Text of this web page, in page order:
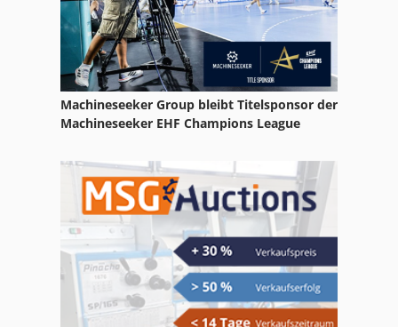
Machineseeker Group bleibt Titelsponsor der
Machineseeker EHF Champions League